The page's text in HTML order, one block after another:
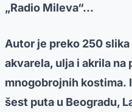
„Radio Mileva“...
Autor je preko 250
akvarela, ulja i akrila na
mnogobrojnih kostima.
šest puta u Beogradu,